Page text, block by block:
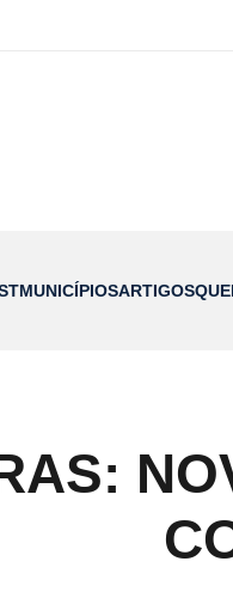
MUNICÍPIOSARTIGOS